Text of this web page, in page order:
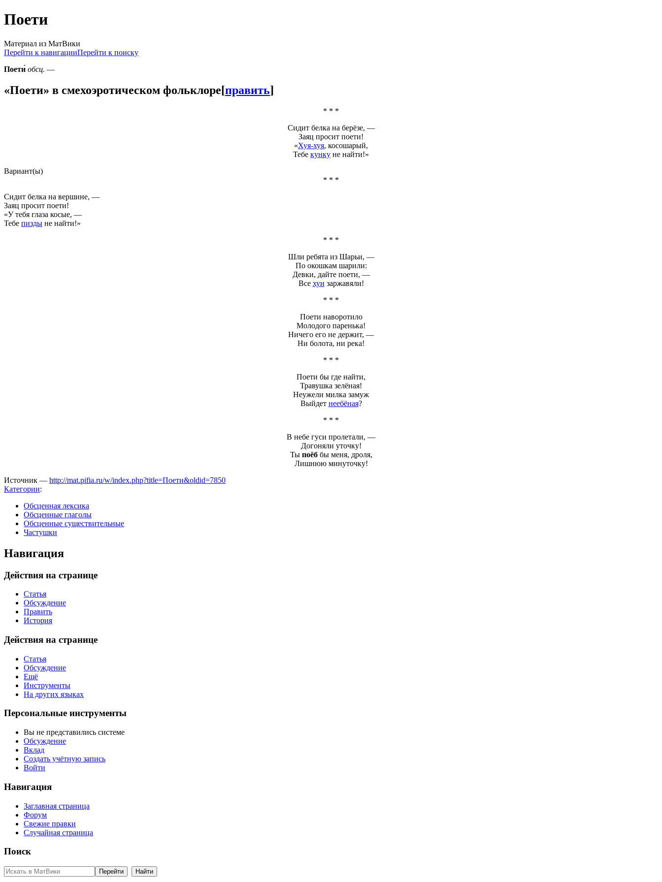
Поети
Материал из МатВики
Перейти к навигацииПерейти к поиску
Поети́ обсц. —
«Поети» в смехоэротическом фольклоре[править]
* * *
Сидит белка на берёзе, —
Заяц просит поети!
«Хуя-хуя, косошарый,
Тебе кунку не найти!»
Вариант(ы)
* * *
Сидит белка на вершине, —
Заяц просит поети!
«У тебя глаза косые, —
Тебе пизды не найти!»
* * *
Шли ребята из Шарьи, —
По окошкам шарили:
Девки, дайте поети, —
Все хуи заржавяли!
* * *
Поети наворотило
Молодого паренька!
Ничего его не держит, —
Ни болота, ни река!
* * *
Поети бы где найти,
Травушка зелёная!
Неужели милка замуж
Выйдет неебёная?
* * *
В небе гуси пролетали, —
Догоняли уточку!
Ты поёббы меня, дроля,
Лишнюю минуточку!
Источник — http://mat.pifia.ru/w/index.php?title=Поети&oldid=7850
Категории:
Обсценная лексика
Обсценные глаголы
Обсценные существительные
Частушки
Навигация
Действия на странице
Статья
Обсуждение
Править
История
Действия на странице
Статья
Обсуждение
Ещё
Инструменты
На других языках
Персональные инструменты
Вы не представились системе
Обсуждение
Вклад
Создать учётную запись
Войти
Навигация
Заглавная страница
Форум
Свежие правки
Случайная страница
Поиск